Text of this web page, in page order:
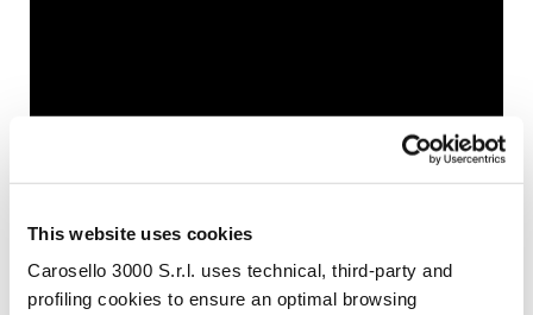
This website uses cookies
Carosello 3000 S.r.l. uses technical, third-party and
profiling cookies to ensure an optimal browsing